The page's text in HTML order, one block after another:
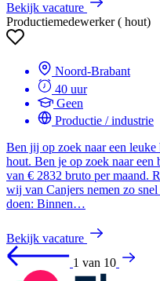
Bekijk vacature
Productiemedewerker ( hout)
Noord-Brabant
40 uur
Geen
Productie / industrie
Ben jij op zoek naar een leuke
hout. Ben je op zoek naar een
van € 2832 bruto per maand.
wij van Canjers nemen zo
doen: Binnen…
Bekijk vacature
1 van 10